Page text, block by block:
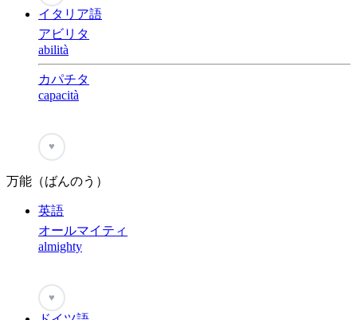
イタリア語
アビリタ
abilità
カパチタ
capacità
♥
万能（ばんのう）
英語
オールマイティ
almighty
♥